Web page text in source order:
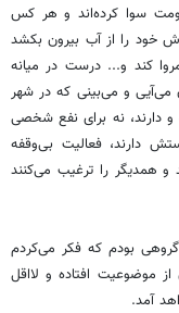
سوا کرده‌اند و هر کس
خود را از آب بیرون بکشد
کند و... درست در میانه
می‌آیی و می‌بینی که در شهر
نه برای نفع شخصی
دارند، فعالیت بی‌وقفه
همدیگر را ترغیب می‌کنند
بودم که فکر می‌کردم
از موضوعیت افتاده و لااقل
آمد.